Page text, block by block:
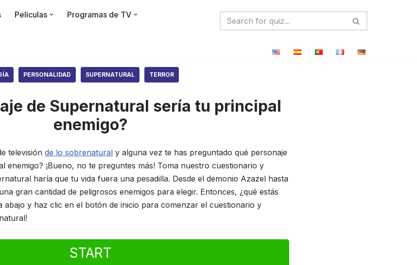
Películas
Programas de TV
PERSONALIDAD SUPERNATURAL TERROR
de Supernatural sería tu principal
enemigo?
televisiónde lo sobrenatural y alguna vez te has preguntado qué personaje
enemigo? ¡Bueno, no te preguntes más! Toma nuestro cuestionario y
haría que tu vida fuera una pesadilla. Desde el demonio Azazel hasta
gran cantidad de peligrosos enemigos para elegir. Entonces, ¿qué estás
abajo y haz clic en el botón de inicio para comenzar el cuestionario y
START